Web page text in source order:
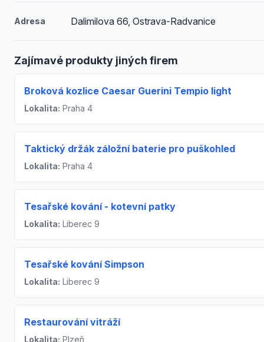
Adresa Dalimilova 66, Ostrava-Radvanice
Zajímavé produkty jiných firem
Broková kozlice Caesar Guerini Tempio light
Lokalita: Praha 4
Taktický držák záložní baterie pro puškohled
Lokalita: Praha 4
Tesařské kování - kotevní patky
Lokalita: Liberec 9
Tesařské kování Simpson
Lokalita: Liberec 9
Restaurování vitráží
Lokalita: Plzeň